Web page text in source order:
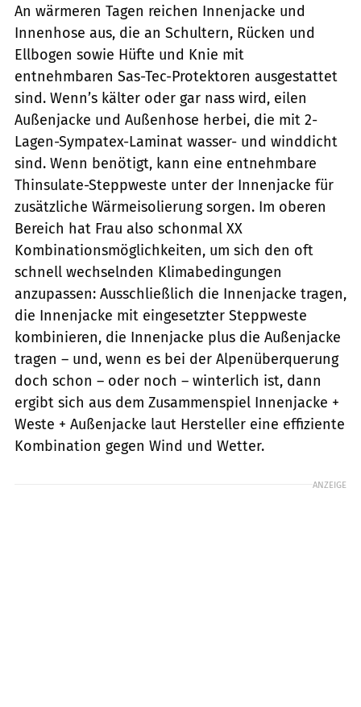
An wärmeren Tagen reichen Innenjacke und
Innenhose aus, die an Schultern, Rücken und
Ellbogen sowie Hüfte und Knie mit
entnehmbaren Sas-Tec-Protektoren ausgestattet
sind. Wenn’s kälter oder gar nass wird, eilen
Außenjacke und Außenhose herbei, die mit 2-
Lagen-Sympatex-Laminat wasser- und winddicht
sind. Wenn benötigt, kann eine entnehmbare
Thinsulate-Steppweste unter der Innenjacke für
zusätzliche Wärmeisolierung sorgen. Im oberen
Bereich hat Frau also schonmal XX
Kombinationsmöglichkeiten, um sich den oft
schnell wechselnden Klimabedingungen
anzupassen: Ausschließlich die Innenjacke tragen,
die Innenjacke mit eingesetzter Steppweste
kombinieren, die Innenjacke plus die Außenjacke
tragen – und, wenn es bei der Alpenüberquerung
doch schon – oder noch – winterlich ist, dann
ergibt sich aus dem Zusammenspiel Innenjacke +
Weste + Außenjacke laut Hersteller eine effiziente
Kombination gegen Wind und Wetter.
ANZEIGE